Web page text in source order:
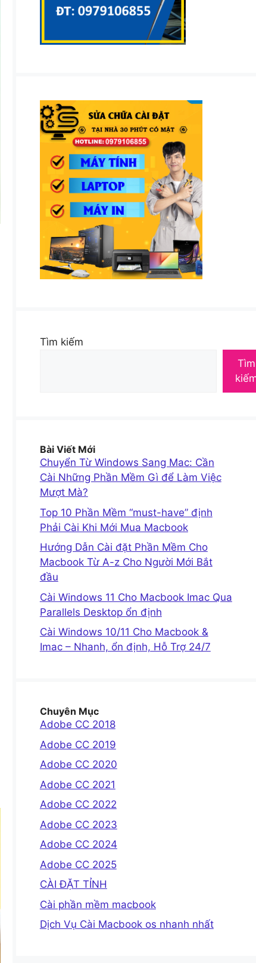
Tìm kiếm
Tìm
Bài Viết Mới
Chuyển Từ Windows Sang Mac: Cần
Cài Những Phần Mềm Gì để Làm Việc
Mượt Mà?
Top 10 Phần Mềm “must-have” định
Phải Cài Khi Mới Mua Macbook
Hướng Dẫn Cài đặt Phần Mềm Cho
Macbook Từ A-z Cho Người Mới Bắt
đầu
Cài Windows 11 Cho Macbook Imac Qua
Parallels Desktop ổn định
Cài Windows 10/11 Cho Macbook &
Imac – Nhanh, ổn định, Hỗ Trợ 24/7
Chuyên Mục
Adobe CC 2018
Adobe CC 2019
Adobe CC 2020
Adobe CC 2021
Adobe CC 2022
Adobe CC 2023
Adobe CC 2024
Adobe CC 2025
CÀI ĐẶT TỈNH
Cài phần mềm macbook
Dịch Vụ Cài Macbook os nhanh nhất